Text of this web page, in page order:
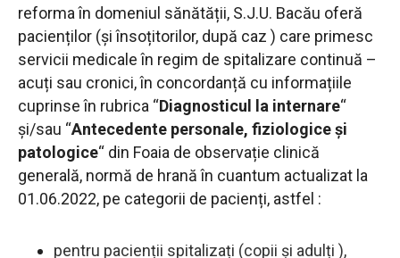
reforma în domeniul sănătății, S.J.U. Bacău oferă
pacienților (și însoțitorilor, după caz ) care primesc
servicii medicale în regim de spitalizare continuă –
acuți sau cronici, în concordanță cu informațiile
cuprinse în rubrica “Diagnosticul la internare“
și/sau “Antecedente personale, fiziologice și
patologice“ din Foaia de observație clinică
generală, normă de hrană în cuantum actualizat la
01.06.2022, pe categorii de pacienți, astfel :
pentru pacienții spitalizați (copii și adulți ),